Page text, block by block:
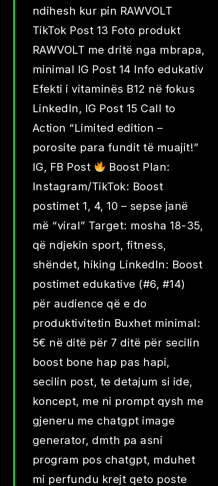
ndihesh kur pin RAWVOLT
TikTok Post 13 Foto produkt
RAWVOLT me dritë nga mbrapa,
minimal IG Post 14 Info edukativ
Efekti i vitaminës B12 në fokus
LinkedIn, IG Post 15 Call to
Action “Limited edition –
porosite para fundit të muajit!”
IG, FB Post
Boost Plan:
Instagram/TikTok: Boost
postimet 1, 4, 10 – sepse janë
më “viral” Target: mosha 18-35,
që ndjekin sport, fitness,
shëndet, hiking LinkedIn: Boost
postimet edukative (#6, #14)
për audience që e do
produktivitetin Buxhet minimal:
5€ në ditë për 7 ditë për secilin
boost bone hap pas hapi,
secilin post, te detajum si ide,
koncept, me ni prompt qysh me
gjeneru me chatgpt image
generator, dmth pa asni
program pos chatgpt, mduhet
mi perfundu krejt qeto poste